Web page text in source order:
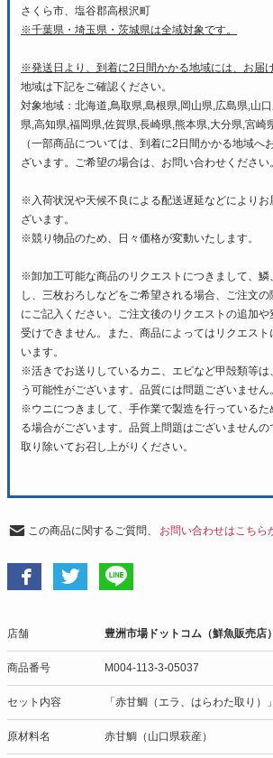
さくら市、塩谷郡高根沢町
※千葉県・埼玉県・茨城県は全域対象です。
※発送日より、到着に2日間かかる地域には、お届
地域は下記をご確認ください。
対象地域：北海道,鳥取県,島根県,岡山県,広島県,山
県,高知県,福岡県,佐賀県,長崎県,熊本県,大分県,宮崎
（一部商品については、到着に2日間かかる地域へ
ざいます。ご希望の場合は、お問い合わせください
※入荷状況や天候不良による配送遅延などによりお
ざいます。
※競り物品のため、日々価格が変動いたします。
※卸加工可能な商品のリクエストにつきまして、鱗
し、三枚おろしなどをご希望される場合、ご注文
にご記入ください。ご注文後のリクエストの追加
受けできません。また、商品によってはリクエス
います。
※活きでお送りしているカニ、エビなど甲殻類等は
う可能性がございます。品質には問題ございません。
※ウニにつきまして、手作業で製造を行っているた
る場合がございます。品質上問題はございません
取り除いてお召し上がりください。
この商品に関するご質問、 お問い合わせはこちら
店舗 豊洲市場ドットコム（鮮魚販売店）
商品番号 M004-113-3-05037
セット内容 「赤甘鯛（エラ、はらわた取り）
原材料名 赤甘鯛（山口県萩産）